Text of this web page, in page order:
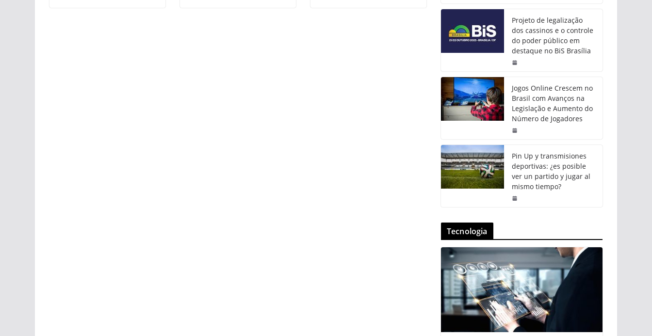
Projeto de legalização
dos cassinos e o controle
do poder público em
destaque no BiS Brasília
Jogos Online Crescem no
Brasil com Avanços na
Legislação e Aumento do
Número de Jogadores
Pin Up y transmisiones
deportivas: ¿es posible
ver un partido y jugar al
mismo tiempo?
Tecnologia